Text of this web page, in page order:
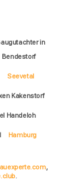
in
Bendestorf
Seevetal
Kakenstorf
Handeloh
Hamburg
,
.